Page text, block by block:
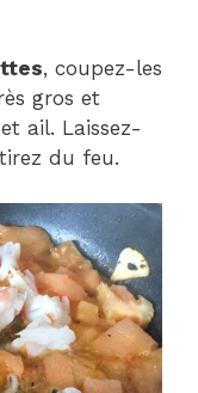
, coupez-les
gros et
ail. Laissez-
du feu.